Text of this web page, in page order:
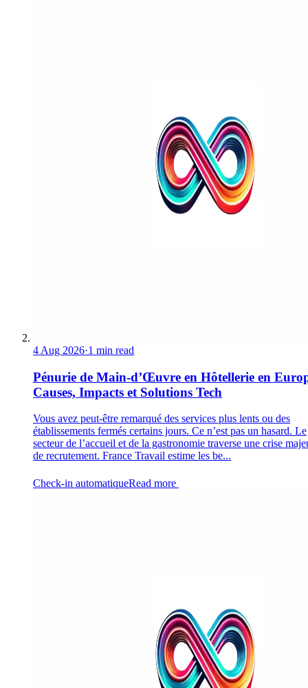
4 Aug 2026·1 min read
Pénurie de Main-d’Œuvre en Hôtellerie en
Causes, Impacts et Solutions Tech
Vous avez peut-être remarqué des services plus lents ou des
établissements fermés certains jours. Ce n’est pas un hasard. Le
secteur de l’accueil et de la gastronomie traverse une crise
de recrutement. France Travail estime les be...
Check-in automatiqueRead more